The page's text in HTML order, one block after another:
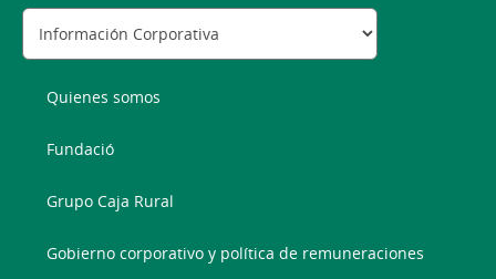
Quienes somos
Fundació
Grupo Caja Rural
Gobierno corporativo y política de remuneraciones